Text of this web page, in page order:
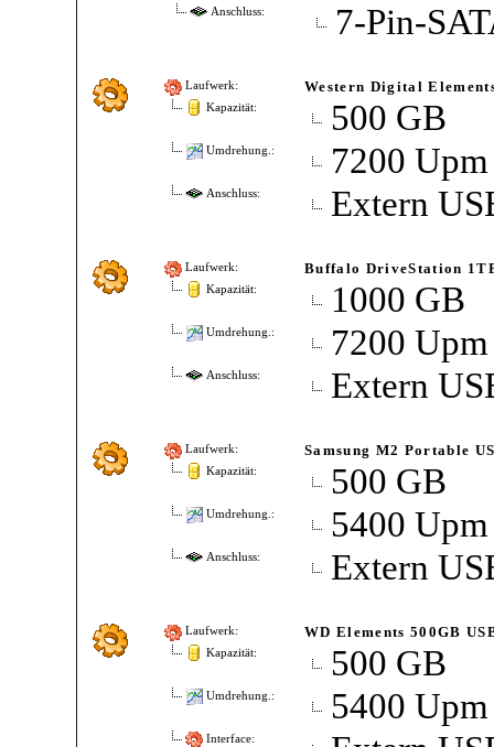
Anschluss: 7-Pin-
Laufwerk: Western Digital
Kapazität: 500 GB
Umdrehung.: 7200 Upm
Anschluss: Extern
Laufwerk: Buffalo DriveStation
Kapazität: 1000 GB
Umdrehung.: 7200 Upm
Anschluss: Extern
Laufwerk: Samsung M2 Portable
Kapazität: 500 GB
Umdrehung.: 5400 Upm
Anschluss: Extern
Laufwerk: WD Elements 500GB
Kapazität: 500 GB
Umdrehung.: 5400 Upm
Interface: